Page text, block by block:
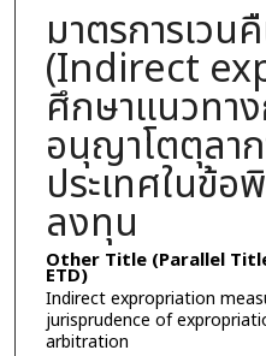
มาตรการเวน
(Indirect
ศึกษาแนวทา
อนุญาโตตุลาก
ประเทศในข้อ
ลงทุน
Other Title (Parallel
ETD)
Indirect expropriation
jurisprudence of
arbitration